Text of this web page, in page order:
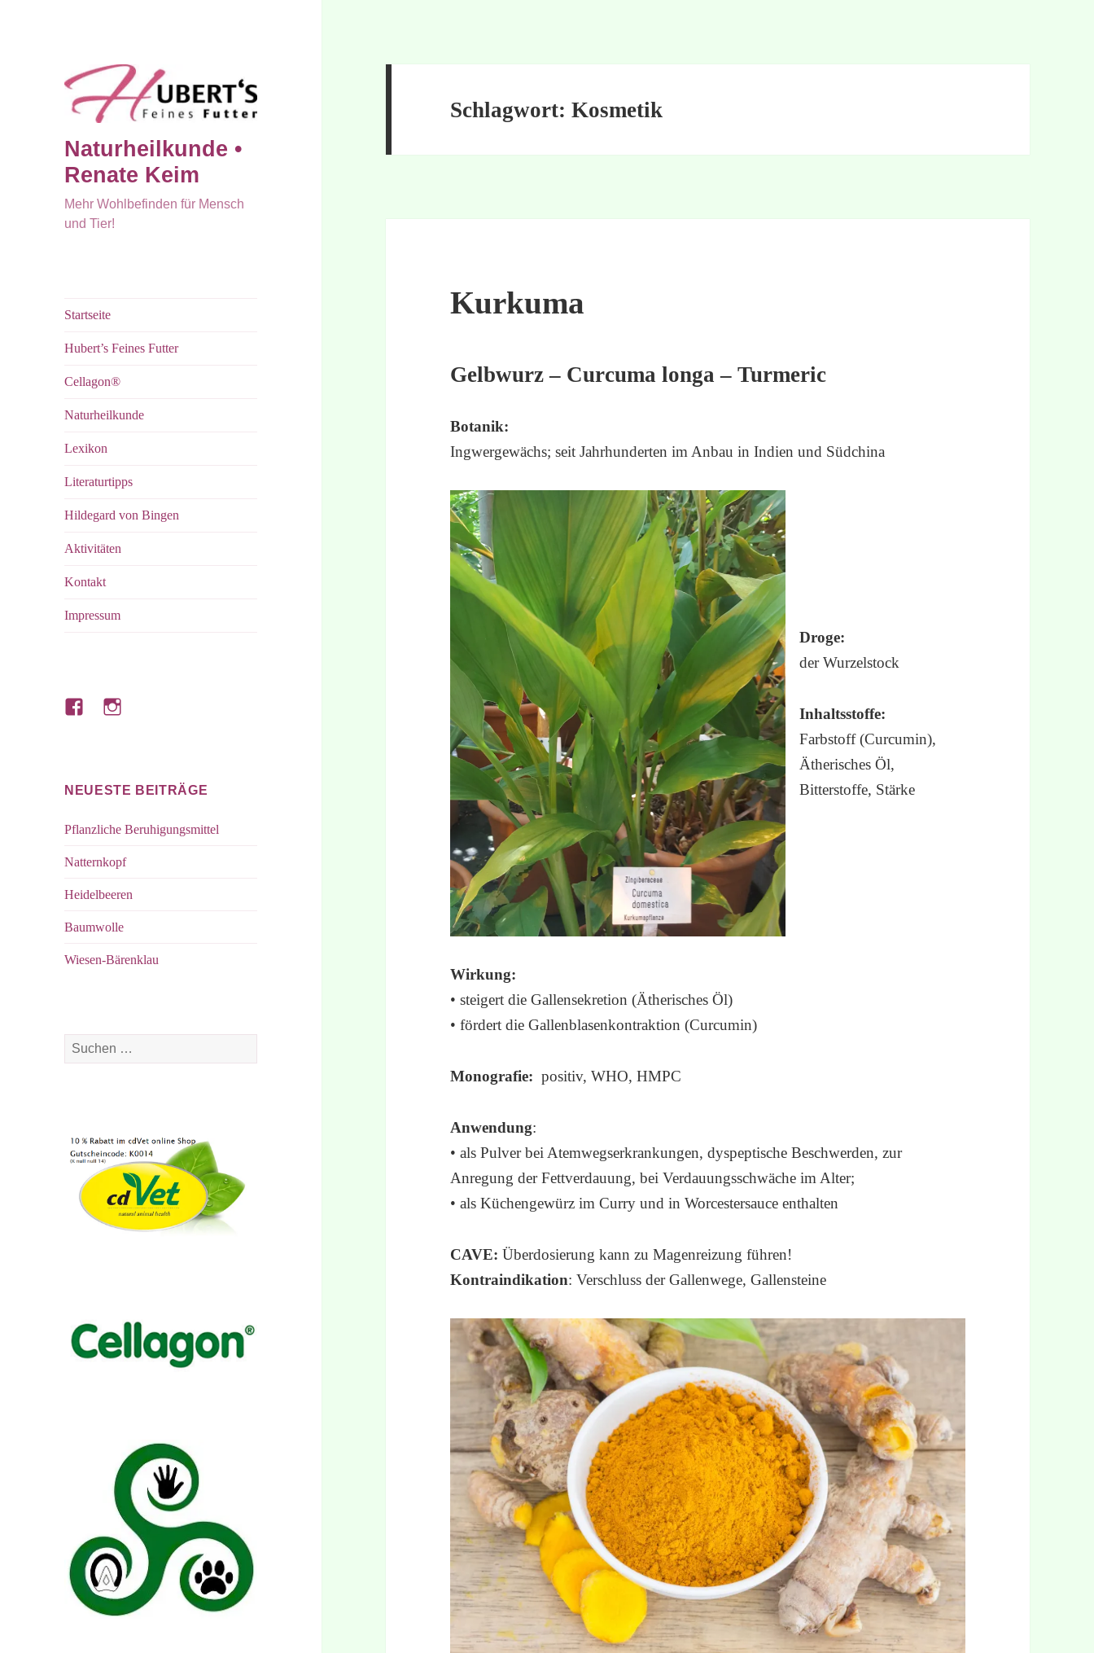
Naturheilkunde •
Renate Keim
Mehr Wohlbefinden für Mensch
und Tier!
Startseite
Hubert’s Feines Futter
Cellagon®
Naturheilkunde
Lexikon
Literaturtipps
Hildegard von Bingen
Aktivitäten
Kontakt
Impressum
Hubert’sHubert’s
NEUESTE BEITRÄGE
Pflanzliche Beruhigungsmittel
Natternkopf
Heidelbeeren
Baumwolle
Wiesen-Bärenklau
Suchen
nach:
Schlagwort:Kosmetik
Kurkuma
Gelbwurz – Curcuma longa – Turmeric
Botanik:
Ingwergewächs; seit Jahrhunderten im Anbau in Indien und Südchina
Droge:
der Wurzelstock
Inhaltsstoffe:
Farbstoff (Curcumin),
Ätherisches Öl,
Bitterstoffe, Stärke
Wirkung:
• steigert die Gallensekretion (Ätherisches Öl)
• fördert die Gallenblasenkontraktion (Curcumin)
Monografie: positiv, WHO, HMPC
Anwendung:
• als Pulver bei Atemwegserkrankungen, dyspeptische Beschwerden, zur
Anregung der Fettverdauung, bei Verdauungsschwäche im Alter;
• als Küchengewürz im Curry und in Worcestersauce enthalten
CAVE: Überdosierung kann zu Magenreizung führen!
Kontraindikation: Verschluss der Gallenwege, Gallensteine